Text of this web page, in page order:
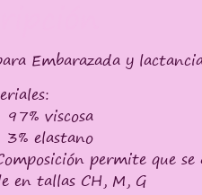
Embarazada y
97% viscosa
3% elastano
permite que
en tallas CH, M, G